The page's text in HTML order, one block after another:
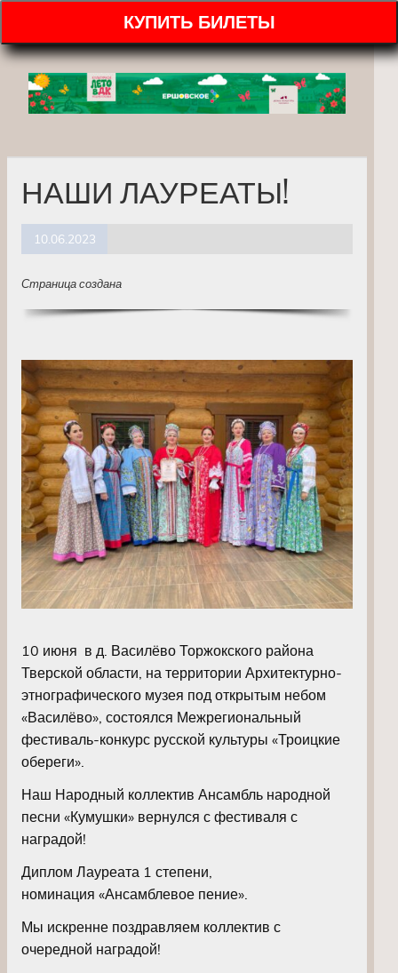
КУПИТЬ БИЛЕТЫ
НАШИ ЛАУРЕАТЫ!
10.06.2023
Страница создана
10 июня в д. Василёво Торжокского района
Тверской области, на территории Архитектурно-
этнографического музея под открытым небом
«Василёво», состоялся Межрегиональный
фестиваль-конкурс русской культуры «Троицкие
обереги».
Наш Народный коллектив Ансамбль народной
песни «Кумушки» вернулся с фестиваля с
наградой!
Диплом Лауреата 1 степени,
номинация «Ансамблевое пение».
Мы искренне поздравляем коллектив с
очередной наградой!